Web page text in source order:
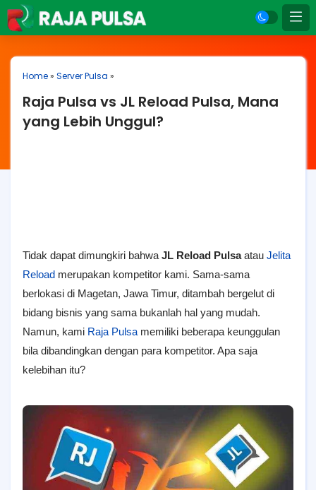
Home» Server Pulsa »
Raja Pulsa vs JL Reload Pulsa, Mana
yang Lebih Unggul?
Tidak dapat dimungkiri bahwa JL Reload Pulsaatau Jelita
Reload merupakan kompetitor kami. Sama-sama
berlokasi di Magetan, Jawa Timur, ditambah bergelut di
bidang bisnis yang sama bukanlah hal yang mudah.
Namun, kami Raja Pulsa memiliki beberapa keunggulan
bila dibandingkan dengan para kompetitor. Apa saja
kelebihan itu?